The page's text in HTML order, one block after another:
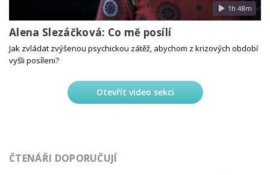
1h 48m
Alena Slezáčková: Co mě posílí
Jak zvládat zvýšenou psychickou zátěž, abychom z krizových období
vyšli posíleni?
Otevřít video sekci
ČTENÁŘI DOPORUČUJÍ